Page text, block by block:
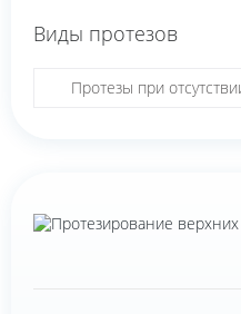
Виды протезов
Протезы при